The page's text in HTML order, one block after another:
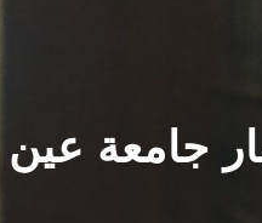
جامعة